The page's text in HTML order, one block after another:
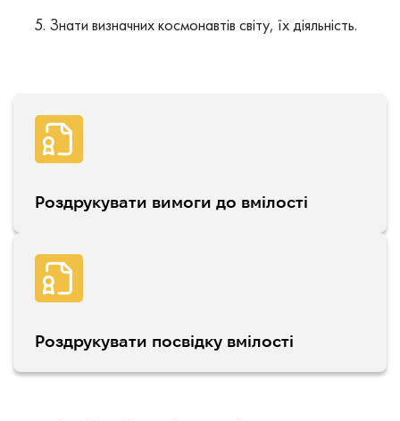
Знати визначних космонавтів світу, їх діяльність.
Роздрукувати вимоги до вмілості
Роздрукувати посвідку вмілості